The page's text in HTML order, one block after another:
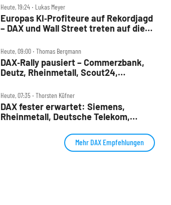
Heute, 19:24 ‧ Lukas Meyer
Europas KI‑Profiteure auf Rekordjagd
– DAX und Wall Street treten auf die
Heute, 09:00 ‧ Thomas Bergmann
DAX‑Rally pausiert – Commerzbank,
Deutz, Rheinmetall, Scout24,
Check
Heute, 07:35 ‧ Thorsten Küfner
DAX fester erwartet: Siemens,
Rheinmetall, Deutsche Telekom,
Mehr DAX Empfehlungen